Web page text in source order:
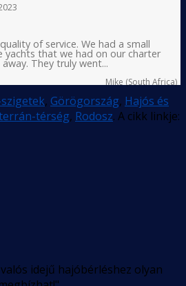
of service. We had a small
that we had on our charter
They truly went...
Mike (South Africa)
, Görögország, Hajós és
térség, Rodosz. A cikk linkje:
idejű hajóbérléshez olyan